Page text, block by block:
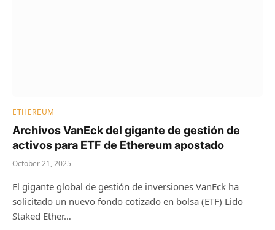
ETHEREUM
Archivos VanEck del gigante de gestión de
activos para ETF de Ethereum apostado
October 21, 2025
El gigante global de gestión de inversiones VanEck ha
solicitado un nuevo fondo cotizado en bolsa (ETF) Lido
Staked Ether…